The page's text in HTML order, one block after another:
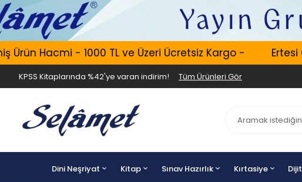
Hacmi - 1000 TL ve Üzeri Ücretsiz Kargo - Ertesi
KPSS Kitaplarında %42'ye varan indirim! Tüm Ürünleri Gör
Dini Neşriyat Kitap Sınav Hazırlık Kırtasiye